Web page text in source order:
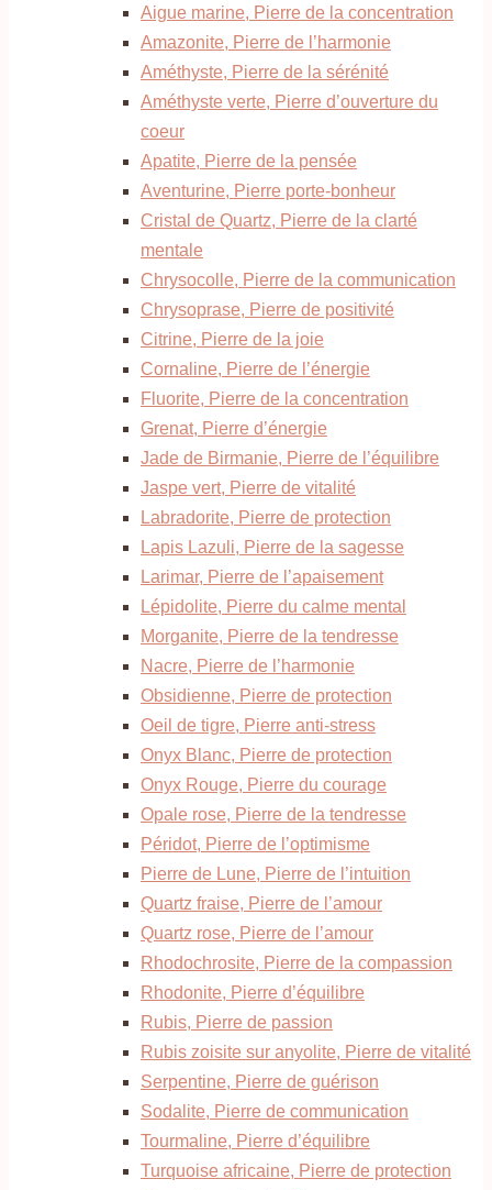
Aigue marine, Pierre de la concentration
Amazonite, Pierre de l’harmonie
Améthyste, Pierre de la sérénité
Améthyste verte, Pierre d’ouverture du
coeur
Apatite, Pierre de la pensée
Aventurine, Pierre porte-bonheur
Cristal de Quartz, Pierre de la clarté
mentale
Chrysocolle, Pierre de la communication
Chrysoprase, Pierre de positivité
Citrine, Pierre de la joie
Cornaline, Pierre de l’énergie
Fluorite, Pierre de la concentration
Grenat, Pierre d’énergie
Jade de Birmanie, Pierre de l’équilibre
Jaspe vert, Pierre de vitalité
Labradorite, Pierre de protection
Lapis Lazuli, Pierre de la sagesse
Larimar, Pierre de l’apaisement
Lépidolite, Pierre du calme mental
Morganite, Pierre de la tendresse
Nacre, Pierre de l’harmonie
Obsidienne, Pierre de protection
Oeil de tigre, Pierre anti-stress
Onyx Blanc, Pierre de protection
Onyx Rouge, Pierre du courage
Opale rose, Pierre de la tendresse
Péridot, Pierre de l’optimisme
Pierre de Lune, Pierre de l’intuition
Quartz fraise, Pierre de l’amour
Quartz rose, Pierre de l’amour
Rhodochrosite, Pierre de la compassion
Rhodonite, Pierre d’équilibre
Rubis, Pierre de passion
Rubis zoisite sur anyolite, Pierre de vitalité
Serpentine, Pierre de guérison
Sodalite, Pierre de communication
Tourmaline, Pierre d’équilibre
Turquoise africaine, Pierre de protection